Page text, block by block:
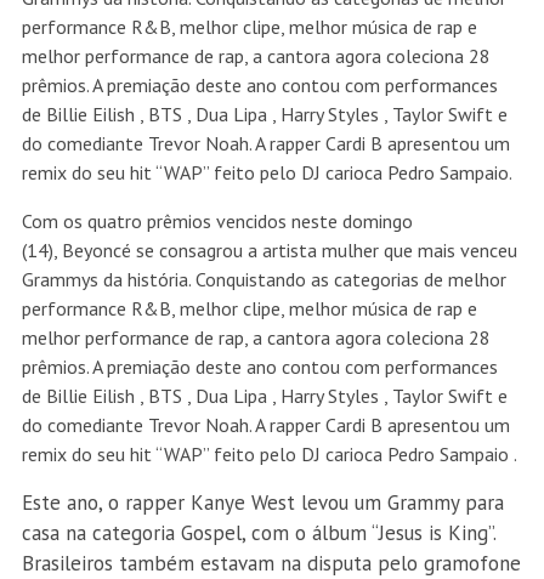
performance R&B, melhor clipe, melhor música de rap e
melhor performance de rap, a cantora agora coleciona 28
prêmios. A premiação deste ano contou com performances
de Billie Eilish , BTS , Dua Lipa , Harry Styles , Taylor Swift e
do comediante Trevor Noah. A rapper Cardi B apresentou um
remix do seu hit “WAP” feito pelo DJ carioca Pedro Sampaio.
Com os quatro prêmios vencidos neste domingo
(14), Beyoncé se consagrou a artista mulher que mais venceu
Grammys da história. Conquistando as categorias de melhor
performance R&B, melhor clipe, melhor música de rap e
melhor performance de rap, a cantora agora coleciona 28
prêmios. A premiação deste ano contou com performances
de Billie Eilish , BTS , Dua Lipa , Harry Styles , Taylor Swift e
do comediante Trevor Noah. A rapper Cardi B apresentou um
remix do seu hit “WAP” feito pelo DJ carioca Pedro Sampaio .
Este ano, o rapper Kanye West levou um Grammy para
casa na categoria Gospel, com o álbum “Jesus is King”.
Brasileiros também estavam na disputa pelo gramofone